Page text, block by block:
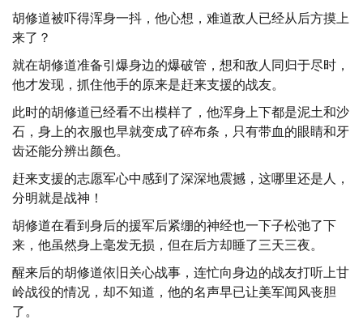
胡修道被吓得浑身一抖，他心想，难道敌人已经从后方摸上
来了？
就在胡修道准备引爆身边的爆破管，想和敌人同归于尽时，
他才发现，抓住他手的原来是赶来支援的战友。
此时的胡修道已经看不出模样了，他浑身上下都是泥土和沙
石，身上的衣服也早就变成了碎布条，只有带血的眼睛和牙
齿还能分辨出颜色。
赶来支援的志愿军心中感到了深深地震撼，这哪里还是人，
分明就是战神！
胡修道在看到身后的援军后紧绷的神经也一下子松弛了下
来，他虽然身上毫发无损，但在后方却睡了三天三夜。
醒来后的胡修道依旧关心战事，连忙向身边的战友打听上甘
岭战役的情况，却不知道，他的名声早已让美军闻风丧胆
了。